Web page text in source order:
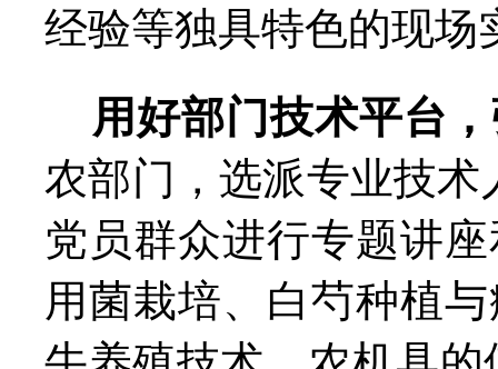
经验等独具特色的现场
用好部门技术平台
农部门，选派专业技
党员群众进行专题讲
用菌栽培、白芍种植